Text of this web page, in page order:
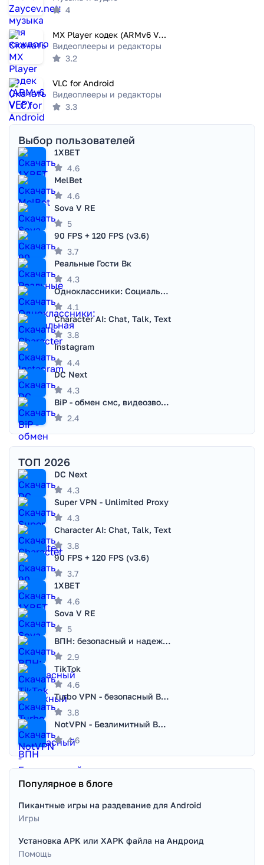
4
MX Player кодек (ARMv6 VFP)
Видеоплееры и редакторы
3.2
VLC for Android
Видеоплееры и редакторы
3.3
Выбор пользователей
1XBET
4.6
MelBet
4.6
Sova V RE
5
90 FPS + 120 FPS (v3.6)
3.7
Реальные Гости Вк
4.3
Одноклассники: Социальная сеть
4.1
Character AI: Chat, Talk, Text
3.8
Instagram
4.4
DC Next
4.3
BiP - обмен смс, видеозвонками
2.4
ТОП 2026
DC Next
4.3
Super VPN - Unlimited Proxy
4.3
Character AI: Chat, Talk, Text
3.8
90 FPS + 120 FPS (v3.6)
3.7
1XBET
4.6
Sova V RE
5
ВПН: безопасный и надежный VPN
2.9
TikTok
4.6
Turbo VPN - безопасный ВПН
3.8
NotVPN - Безлимитный ВПН | VPN
4.6
Популярное в блоге
Пикантные игры на раздевание для Android
Игры
Установка APK или XAPK файла на Андроид
Помощь